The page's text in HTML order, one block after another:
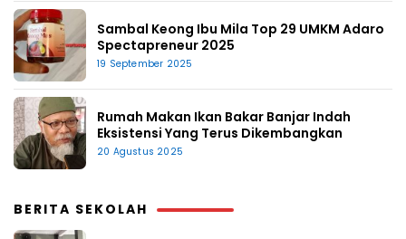
Sambal Keong Ibu Mila Top 29 UMKM Adaro
Spectapreneur 2025
19 September 2025
Rumah Makan Ikan Bakar Banjar Indah
Eksistensi Yang Terus Dikembangkan
20 Agustus 2025
BERITA SEKOLAH